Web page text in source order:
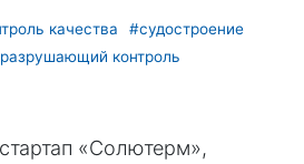
качества
#судостроение
контроль
«Солютерм»,